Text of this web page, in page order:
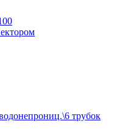
трубок